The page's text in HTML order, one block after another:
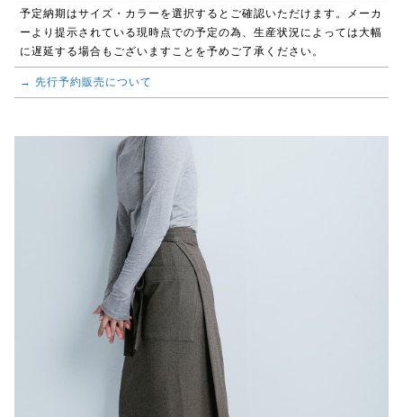
予定納期はサイズ・カラーを選択するとご確認いただけます。メーカ
ーより提示されている現時点での予定の為、生産状況によっては大幅
に遅延する場合もございますことを予めご了承ください。
→ 先行予約販売について